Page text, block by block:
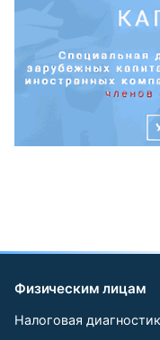
Физическим лицам
Налоговая